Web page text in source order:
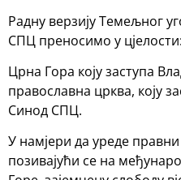
Радну верзију Темељног
СПЦ преносимо у цјелости:
Црна Гора коју заступа
православна црква, коју
Синод СПЦ.
У намјери да уреде
позивајући се на